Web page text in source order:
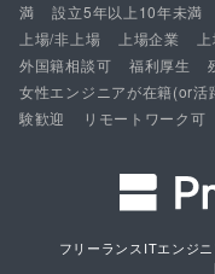
満
設立5年以上10年未満
上場/非上場
上場企業
外国籍相談可
福利厚生
女性エンジニアが在籍(or活
験歓迎
リモートワーク可
フリーランスITエンジ